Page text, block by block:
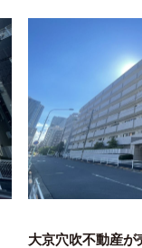
大京穴吹不動産が